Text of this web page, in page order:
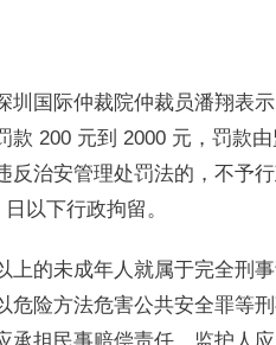
圳国际仲裁院仲裁员潘翔表
款 200 元到 2000 元，罚款
反治安管理处罚法的，不予
以下行政拘留。
上的未成年人就属于完全刑
危险方法危害公共安全罪等
担民事赔偿责任。监护人